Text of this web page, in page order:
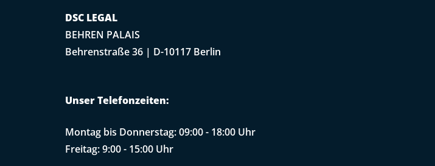
DSC LEGAL
BEHREN PALAIS
Behrenstraße 36 | D-10117 Berlin
Unser Telefonzeiten:
Montag bis Donnerstag: 09:00 - 18:00 Uhr
Freitag: 9:00 - 15:00 Uhr